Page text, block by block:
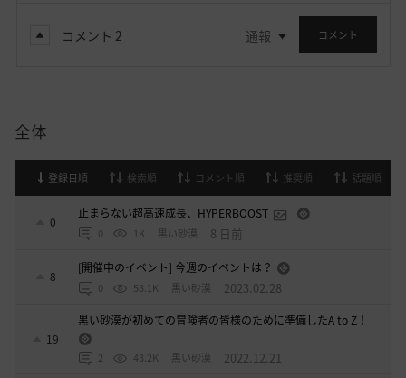
コメント 2 通報 コメント
全体
登録日順 検索順 コメント順 推奨順 話題順
0
止まらない超高速成長、HYPERBOOST
0 1K 黒い砂漠 8 日前
8
[開催中のイベント] 今週のイベントは？
0 53.1K 黒い砂漠 2023.02.28
19
黒い砂漠が初めての冒険者の皆様のために準備したA to Z！
2 43.2K 黒い砂漠 2022.12.21